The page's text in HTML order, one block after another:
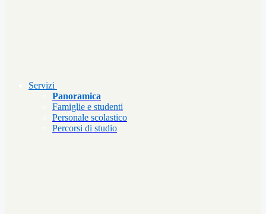
Servizi
Panoramica
Famiglie e studenti
Personale scolastico
Percorsi di studio